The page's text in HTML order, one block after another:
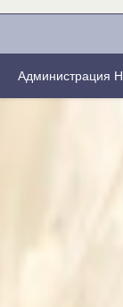
Администрация